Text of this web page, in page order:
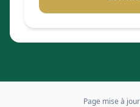
Page mise à